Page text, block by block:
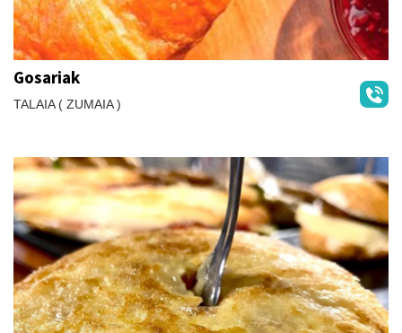
Gosariak
TALAIA ( ZUMAIA )